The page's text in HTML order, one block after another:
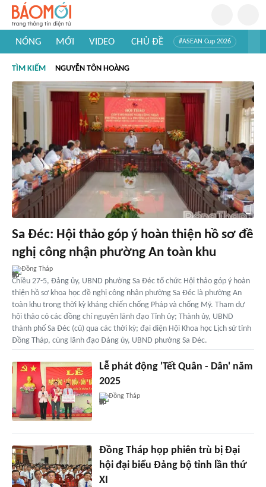
NÓNG MỚI VIDEO CHỦ ĐỀ #ASEAN Cup 2026
#Khám phá Việt Nam
#Khám phá thế giới
TÌM KIẾM NGUYỄN TÔN HOÀNG
Sa Đéc: Hội thảo góp ý hoàn thiện hồ sơ đề
nghị công nhận phường An toàn khu
Đồng Tháp
Chiều 27-5, Đảng ủy, UBND phường Sa Đéc tổ chức Hội thảo góp ý hoàn
thiện hồ sơ khoa học đề nghị công nhận phường Sa Đéc là phường An
toàn khu trong thời kỳ kháng chiến chống Pháp và chống Mỹ. Tham dự
hội thảo có các đồng chí nguyên lãnh đạo Tỉnh ủy; Thành ủy, UBND
thành phố Sa Đéc (cũ) qua các thời kỳ; đại diện Hội Khoa học Lịch sử tỉnh
Đồng Tháp, cùng lãnh đạo Đảng ủy, UBND phường Sa Đéc.
Lễ phát động 'Tết Quân - Dân' năm
2025
Đồng Tháp
Đồng Tháp họp phiên trù bị Đại
hội đại biểu Đảng bộ tỉnh lần thứ
XI